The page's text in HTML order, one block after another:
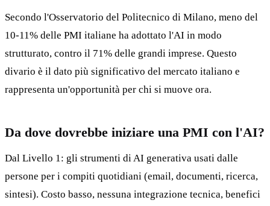
Secondo l'Osservatorio del Politecnico di Milano, meno del
10-11% delle PMI italiane ha adottato l'AI in modo
strutturato, contro il 71% delle grandi imprese. Questo
divario è il dato più significativo del mercato italiano e
rappresenta un'opportunità per chi si muove ora.
Da dove dovrebbe iniziare una PMI con l'AI?
Dal Livello 1: gli strumenti di AI generativa usati dalle
persone per i compiti quotidiani (email, documenti, ricerca,
sintesi). Costo basso, nessuna integrazione tecnica, benefici